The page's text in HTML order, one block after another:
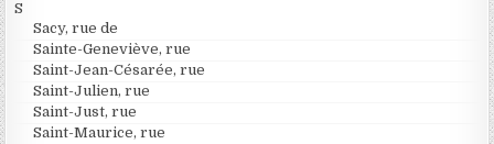
S
Sacy, rue de
Sainte-Geneviève, rue
Saint-Jean-Césarée, rue
Saint-Julien, rue
Saint-Just, rue
Saint-Maurice, rue